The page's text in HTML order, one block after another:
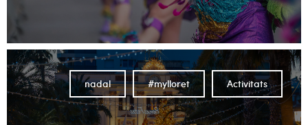
Activitats
#mylloret
nadal